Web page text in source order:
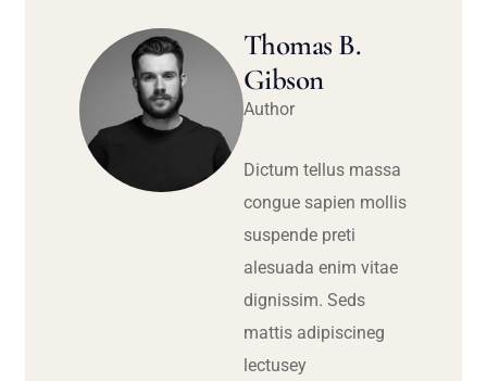
Thomas B.
Gibson
Author
Dictum tellus massa
congue sapien mollis
suspende preti
alesuada enim vitae
dignissim. Seds
mattis adipiscineg
lectusey